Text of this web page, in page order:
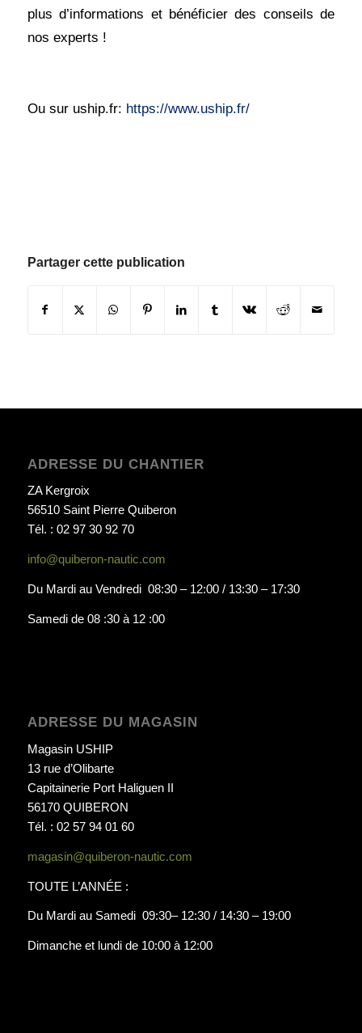
plus d’informations et bénéficier des conseils de
nos experts !
Ou sur uship.fr: https://www.uship.fr/
Partager cette publication
ADRESSE DU CHANTIER
ZA Kergroix
56510 Saint Pierre Quiberon
Tél. : 02 97 30 92 70
info@quiberon-nautic.com
Du Mardi au Vendredi 08:30 – 12:00 / 13:30 – 17:30
Samedi de 08 :30 à 12 :00
ADRESSE DU MAGASIN
Magasin USHIP
13 rue d’Olibarte
Capitainerie Port Haliguen II
56170 QUIBERON
Tél. : 02 57 94 01 60
magasin@quiberon-nautic.com
TOUTE L’ANNÉE :
Du Mardi au Samedi 09:30– 12:30 / 14:30 – 19:00
Dimanche et lundi de 10:00 à 12:00